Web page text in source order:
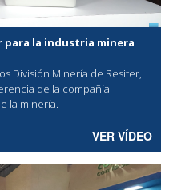
para la industria minera
División Minería de Resiter,
de la compañía
la minería.
VER VÍDEO